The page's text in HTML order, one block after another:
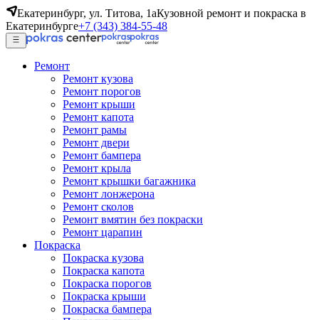
Екатеринбург, ул. Титова, 1аКузовной ремонт и покраска в
Екатеринбурге+7 (343) 384-55-48
Ремонт
Ремонт кузова
Ремонт порогов
Ремонт крыши
Ремонт капота
Ремонт рамы
Ремонт двери
Ремонт бампера
Ремонт крыла
Ремонт крышки багажника
Ремонт лонжерона
Ремонт сколов
Ремонт вмятин без покраски
Ремонт царапин
Покраска
Покраска кузова
Покраска капота
Покраска порогов
Покраска крыши
Покраска бампера